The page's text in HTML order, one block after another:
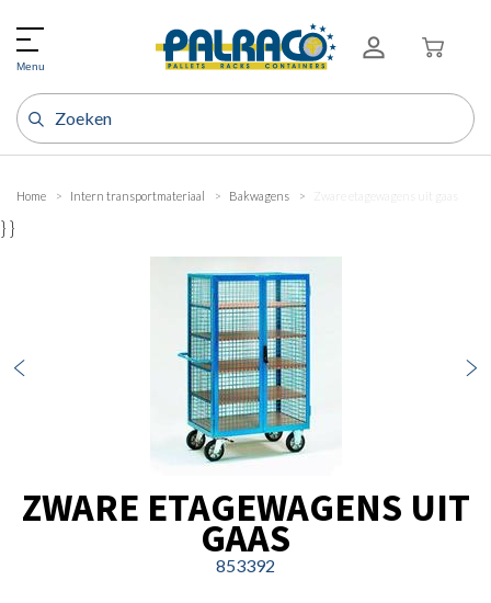
Menu
Home Intern transportmateriaal Bakwagens Zware etagewagens uit gaas
} }
ZWARE ETAGEWAGENS UIT
GAAS
853392